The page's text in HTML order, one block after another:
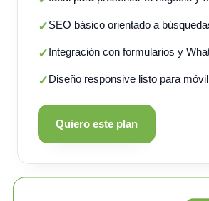
✓SEO básico orientado a
✓Integración con formularios y
✓Diseño responsive listo para
Quiero este plan